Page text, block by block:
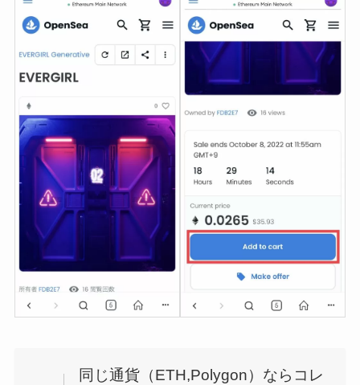
同じ通貨（ETH,Polygon）ならコレ